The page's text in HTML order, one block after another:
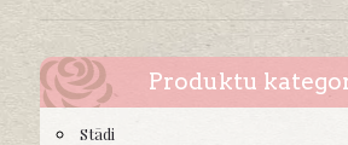
Produktu
Stādi